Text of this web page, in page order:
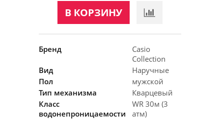
В КОРЗИНУ
Бренд
Casio
Collection
Вид
Наручные
Пол
мужской
Тип механизма
Кварцевый
Класс
водонепроницаемости
WR 30м (3
атм)